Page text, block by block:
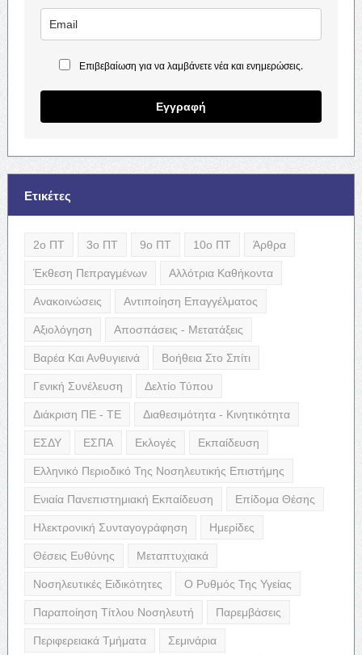
Επιβεβαίωση για να λαμβάνετε νέα και ενημερώσεις.
Εγγραφή
Ετικέτες
2ο ΠΤ 3ο ΠΤ 9ο ΠΤ 10ο ΠΤ Άρθρα
Έκθεση Πεπραγμένων Αλλότρια Καθήκοντα
Ανακοινώσεις Αντιποίηση Επαγγέλματος
Αξιολόγηση Αποσπάσεις - Μετατάξεις
Βαρέα Και Ανθυγιεινά Βοήθεια Στο Σπίτι
Γενική Συνέλευση Δελτίο Τύπου
Διάκριση ΠΕ - ΤΕ Διαθεσιμότητα - Κινητικότητα
ΕΣΔΥ ΕΣΠΑ Εκλογές Εκπαίδευση
Ελληνικό Περιοδικό Της Νοσηλευτικής Επιστήμης
Ενιαία Πανεπιστημιακή Εκπαίδευση Επίδομα Θέσης
Ηλεκτρονική Συνταγογράφηση Ημερίδες
Θέσεις Ευθύνης Μεταπτυχιακά
Νοσηλευτικές Ειδικότητες Ο Ρυθμός Της Υγείας
Παραποίηση Τίτλου Νοσηλευτή Παρεμβάσεις
Περιφερειακά Τμήματα Σεμινάρια